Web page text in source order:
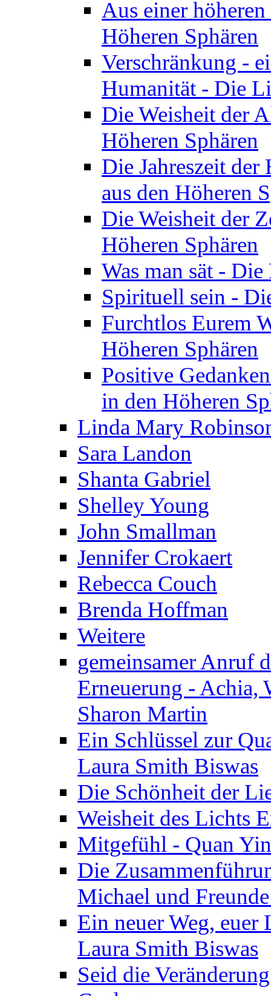
Aus einer
Höheren Sphären
Verschränkung -
Humanität - Die
Die Weisheit der
Höheren Sphären
Die Jahreszeit
aus den Höheren
Die Weisheit der
Höheren Sphären
Was man sät -
Spirituell sein -
Furchtlos Eurem
Höheren Sphären
Positive
in den Höheren
Linda Mary
Sara Landon
Shanta Gabriel
Shelley Young
John Smallman
Jennifer Crokaert
Rebecca Couch
Brenda Hoffman
Weitere
gemeinsamer Anruf
Erneuerung - Achia,
Sharon Martin
Ein Schlüssel zur
Laura Smith Biswas
Die Schönheit der
Weisheit des Lichts
Mitgefühl - Quan
Die
Michael und
Ein neuer Weg, euer
Laura Smith Biswas
Seid die